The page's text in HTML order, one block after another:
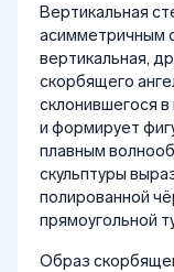
Вертикальная
асимметричным
вертикальная,
скорбящего
склонившегося
и формирует
плавным
скульптуры
полированной
прямоугольной
Образ